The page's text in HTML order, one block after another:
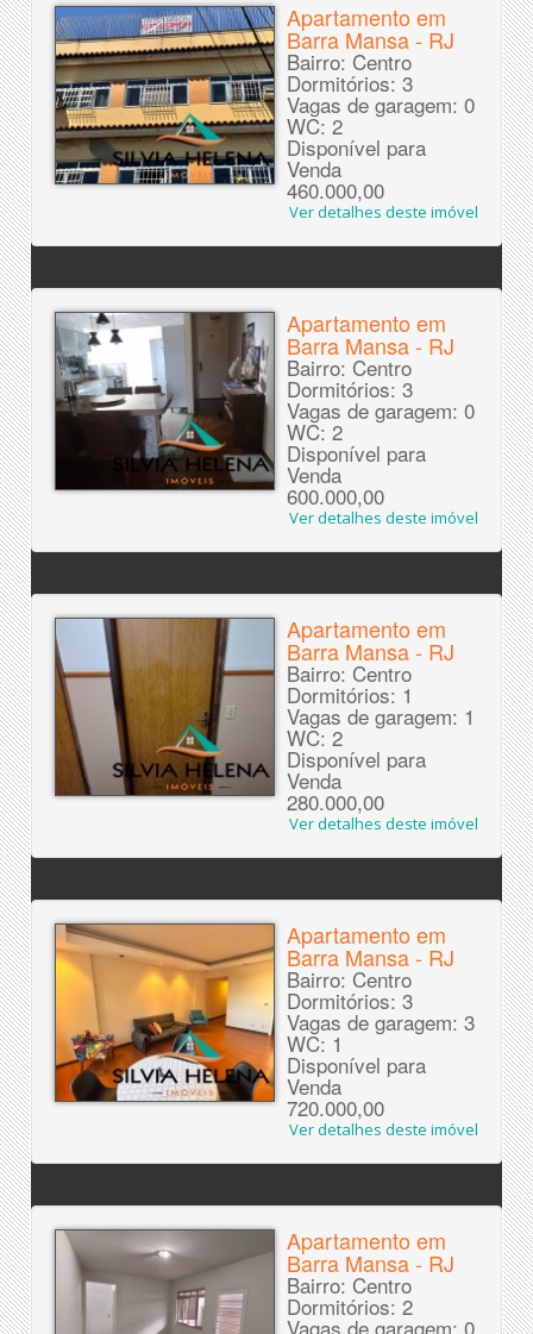
Apartamento em
Barra Mansa - RJ
Bairro: Centro
Dormitórios: 3
Vagas de garagem: 0
WC: 2
Disponível para
Venda
460.000,00
Ver detalhes deste imóvel
Apartamento em
Barra Mansa - RJ
Bairro: Centro
Dormitórios: 3
Vagas de garagem: 0
WC: 2
Disponível para
Venda
600.000,00
Ver detalhes deste imóvel
Apartamento em
Barra Mansa - RJ
Bairro: Centro
Dormitórios: 1
Vagas de garagem: 1
WC: 2
Disponível para
Venda
280.000,00
Ver detalhes deste imóvel
Apartamento em
Barra Mansa - RJ
Bairro: Centro
Dormitórios: 3
Vagas de garagem: 3
WC: 1
Disponível para
Venda
720.000,00
Ver detalhes deste imóvel
Apartamento em
Barra Mansa - RJ
Bairro: Centro
Dormitórios: 2
Vagas de garagem: 0